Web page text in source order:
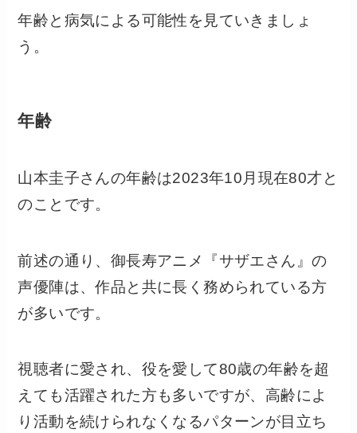
年齢と病気による可能性を見ていきましょ
う。
年齢
山本圭子さんの年齢は2023年10月現在80才と
のことです。
前述の通り、御長寿アニメ『サザエさん』の
声優陣は、作品と共に長く務められている方
が多いです。
視聴者に愛され、役を愛して80歳の年齢を超
えても活躍された方も多いですが、高齢によ
り活動を続けられなくなるパターンが目立ち